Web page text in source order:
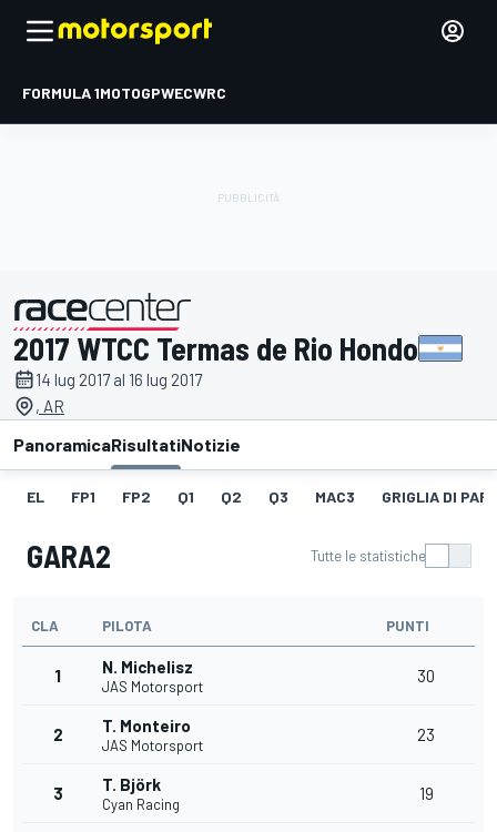
FORMULA 1MOTOGPWECWRC
presentato da
2017 WTCC Termas de Rio Hondo
14 lug 2017 al 16 lug 2017
, AR
PanoramicaRisultatiNotizie
EL FP1 FP2 Q1 Q2 Q3 MAC3 GRIGLIA DI
GARA2 Tutte le statistiche
CLA PILOTA PUNTI
1 N. Michelisz
JAS Motorsport
30
2 T. Monteiro
JAS Motorsport
23
3 T. Björk
Cyan Racing
19